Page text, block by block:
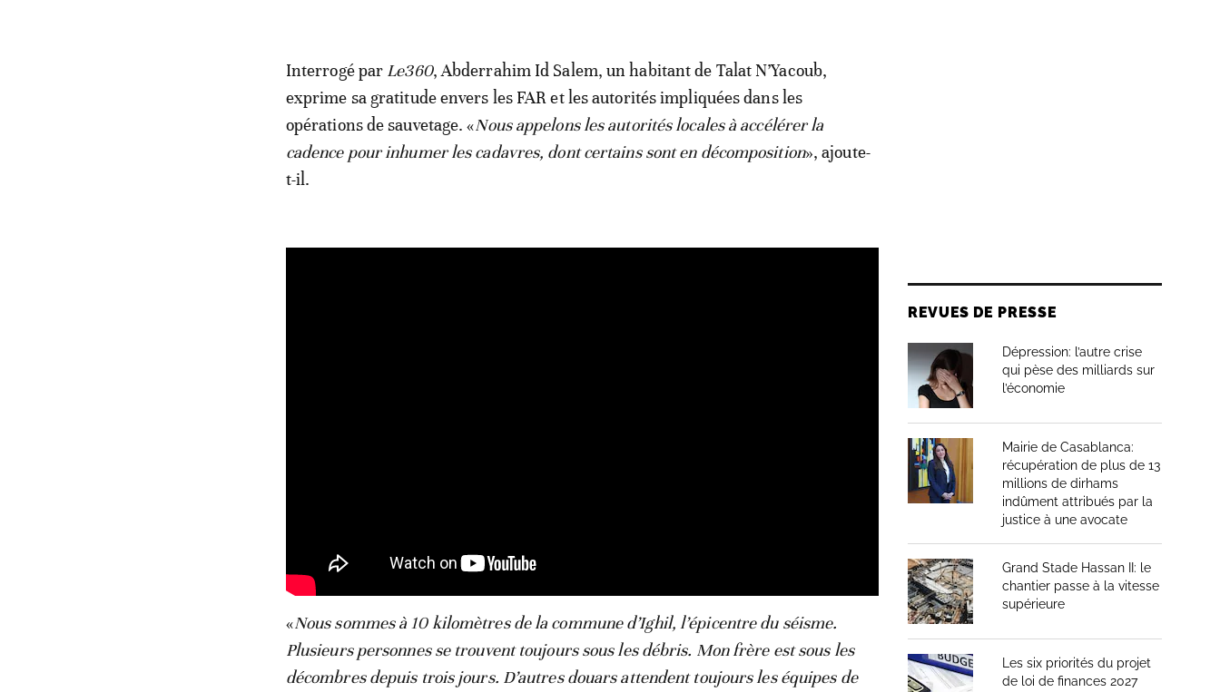
Interrogé par Le360, Abderrahim Id Salem, un habitant de Talat N’Yacoub,
exprime sa gratitude envers les FAR et les autorités impliquées dans les
opérations de sauvetage. «Nous appelons les autorités locales à accélérer la
cadence pour inhumer les cadavres, dont certains sont en décomposition», ajoute-
t-il.
«Nous sommes à 10 kilomètres de la commune d’Ighil, l’épicentre du séisme.
Plusieurs personnes se trouvent toujours sous les débris. Mon frère est sous les
décombres depuis trois jours. D’autres douars attendent toujours les équipes de
REVUES DE PRESSE
Dépression: l’autre crise
qui pèse des milliards sur
l’économie
Mairie de Casablanca:
récupération de plus de 13
millions de dirhams
indûment attribués par la
justice à une avocate
Grand Stade Hassan II: le
chantier passe à la vitesse
supérieure
Les six priorités du projet
de loi de finances 2027